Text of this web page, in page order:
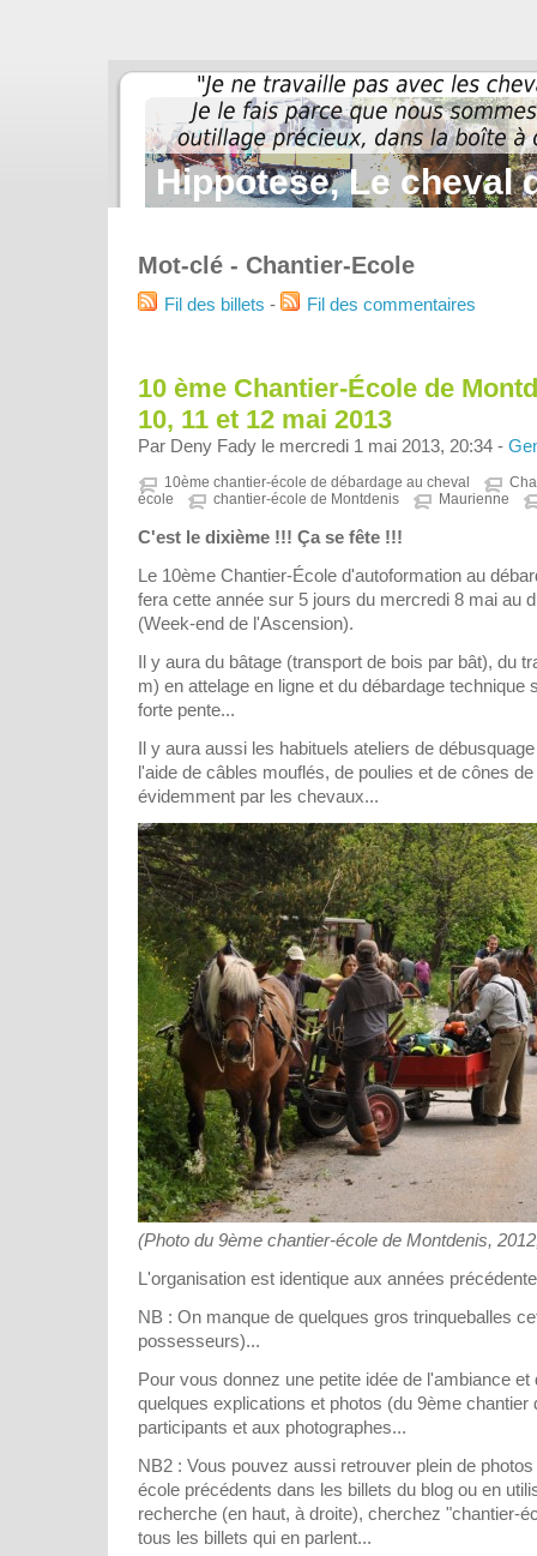
Hippotese, Le cheval
Mot-clé - Chantier-Ecole
Fil des billets - Fil des commentaires
10 ème Chantier-École de
10, 11 et 12 mai 2013
Par Deny Fady le mercredi 1 mai 2013, 20:34 -
10ème chantier-école de débardage au cheval
école
chantier-école de Montdenis Maurienne
C'est le dixième !!! Ça se fête !!!
Le 10ème Chantier-École d'autoformation au
fera cette année sur 5 jours du mercredi 8 mai au
(Week-end de l'Ascension).
Il y aura du bâtage (transport de bois par bât), du
m) en attelage en ligne et du débardage technique
forte pente...
Il y aura aussi les habituels ateliers de
l'aide de câbles mouflés, de poulies et de cônes
évidemment par les chevaux...
(Photo du 9ème chantier-école de Montdenis,
L'organisation est identique aux années
NB : On manque de quelques gros trinqueballes
possesseurs)...
Pour vous donnez une petite idée de l'ambiance
quelques explications et photos (du 9ème chantier
participants et aux photographes...
NB2 : Vous pouvez aussi retrouver plein de
école précédents dans les billets du blog ou en
recherche (en haut, à droite), cherchez "chantier-
tous les billets qui en parlent...